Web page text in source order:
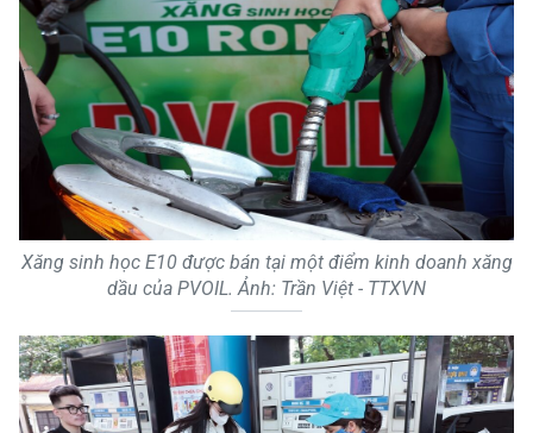
Xăng sinh học E10 được bán tại một điểm kinh doanh xăng
dầu của PVOIL. Ảnh: Trần Việt - TTXVN